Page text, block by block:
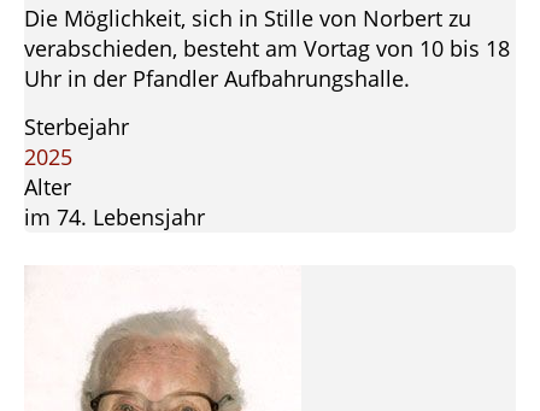
Die Möglichkeit, sich in Stille von Norbert zu
verabschieden, besteht am Vortag von 10 bis 18
Uhr in der Pfandler Aufbahrungshalle.
Sterbejahr
2025
Alter
im 74. Lebensjahr